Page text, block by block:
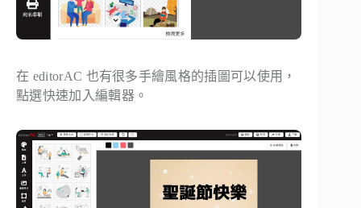
在 editorAC 也有很多手繪風格的插圖可以使用，
點選快速加入編輯器。